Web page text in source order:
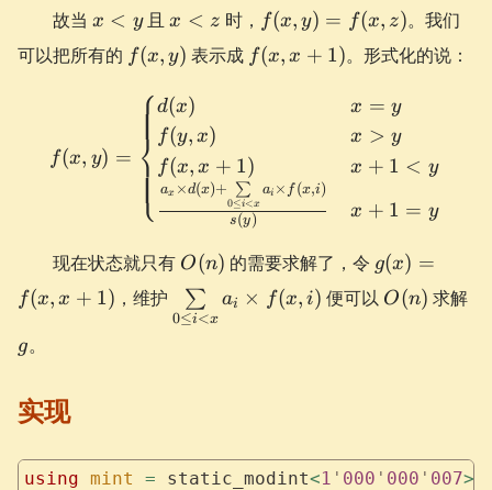
故当 x
y
x < y且x
<
z
x < z 时， f(x,
y)
=
f(x, y) = f(x, z)。我们
可以把所有的 f(x,
y)
f(x, y) 表示成 f(x,
f(x, x + 1)。形式化的说：
f(x, y) = \begin{cases}
f(x, y) =
⎩
⎨
⎧d(x)
f(y, x)
f(x, x + 1)
s(y)
ax ×d(x)+
0≤i<x
∑ ai × f(x,i)
x = y
x > y
x + 1 < y
x + 1 = y
现在状态就只有 O(n)
O(n) 的需要求解了，令 g(x)
=
f(x,
g(x) =
f(x, x + 1) ，维护
\sum\limits_{0
\le i < x}a_i
0≤i<x
∑ ai × f(x, i) 便可以 O(n)
O(n) 求解
g。
实现
using mint = static_modint<1 ' 000 ' 000 ' 007>